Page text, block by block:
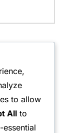
to allow
All to